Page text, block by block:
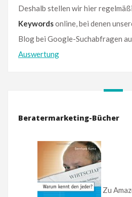
Deshalb stellen wir hier
Keywordsonline, bei denen
Blog bei Google-Suchabfragen
Auswertung
Beratermarketing-Bücher
Zu